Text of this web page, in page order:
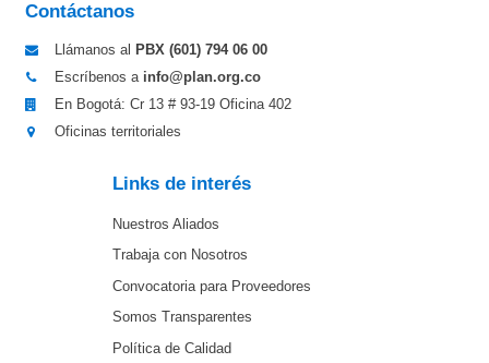
Contáctanos
Llámanos al PBX (601) 794 06 00
Escríbenos a info@plan.org.co
En Bogotá: Cr 13 # 93-19 Oficina 402
Oficinas territoriales
Links de interés
Nuestros Aliados
Trabaja con Nosotros
Convocatoria para Proveedores
Somos Transparentes
Política de Calidad